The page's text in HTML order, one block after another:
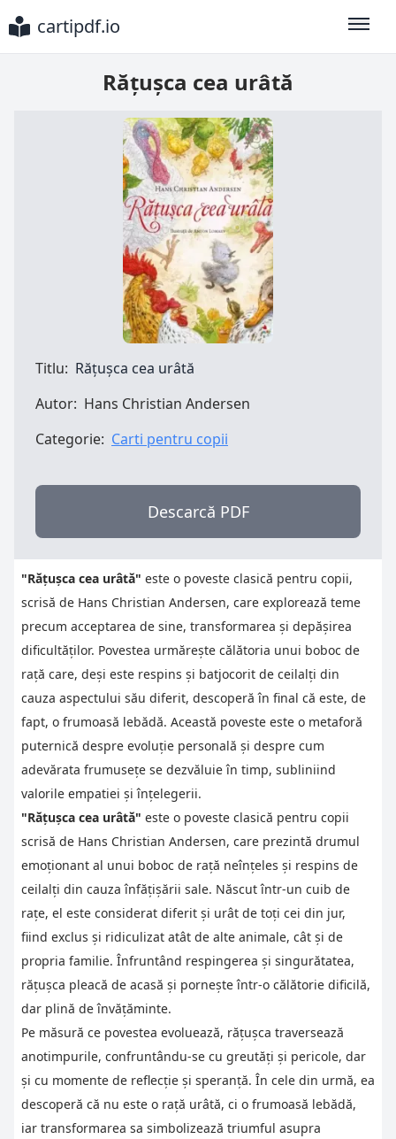
cartipdf.io
Rățușca cea urâtă
Titlu: Rățușca cea urâtă
Autor: Hans Christian Andersen
Categorie: Carti pentru copii
Descarcă PDF
"Rățușca cea urâtă" este o poveste clasică pentru copii,
scrisă de Hans Christian Andersen, care explorează teme
precum acceptarea de sine, transformarea și depășirea
dificultăților. Povestea urmărește călătoria unui boboc de
rață care, deși este respins și batjocorit de ceilalți din
cauza aspectului său diferit, descoperă în final că este, de
fapt, o frumoasă lebădă. Această poveste este o metaforă
puternică despre evoluție personală și despre cum
adevărata frumusețe se dezvăluie în timp, subliniind
valorile empatiei și înțelegerii.
"Rățușca cea urâtă" este o poveste clasică pentru copii
scrisă de Hans Christian Andersen, care prezintă drumul
emoționant al unui boboc de rață neînțeles și respins de
ceilalți din cauza înfățișării sale. Născut într-un cuib de
rațe, el este considerat diferit și urât de toți cei din jur,
fiind exclus și ridiculizat atât de alte animale, cât și de
propria familie. Înfruntând respingerea și singurătatea,
rățușca pleacă de acasă și pornește într-o călătorie dificilă,
dar plină de învățăminte.
Pe măsură ce povestea evoluează, rățușca traversează
anotimpurile, confruntându-se cu greutăți și pericole, dar
și cu momente de reflecție și speranță. În cele din urmă, ea
descoperă că nu este o rață urâtă, ci o frumoasă lebădă,
iar transformarea sa simbolizează triumful asupra